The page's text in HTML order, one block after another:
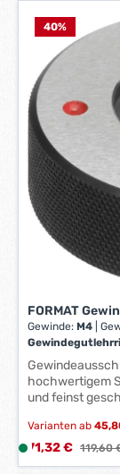
z
e
t
:
1
-
3
t
a
g
e
*
*
40%
FORMAT
Gewinde:M4
hochwertigem
und feinst geschliffen.
müssen sich
aufdrehen
Varianten ab
Verkaufspreis:
L
i
71,32 € 119,60